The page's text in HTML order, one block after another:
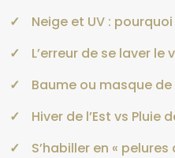
Neige et UV :
L’erreur de se laver
Baume ou masque
Hiver de l’Est vs
S’habiller en «